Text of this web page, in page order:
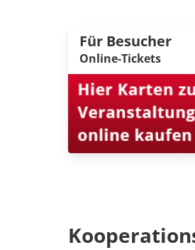
Für Besucher
Online-Tickets